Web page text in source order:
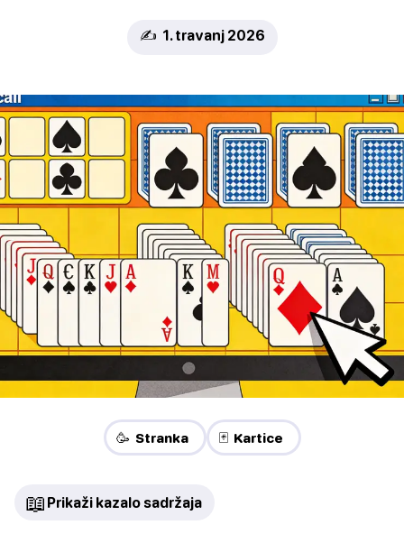
✍️ 1. travanj 2026
🥳 Stranka 🃏 Kartice
📖 Prikaži kazalo sadržaja